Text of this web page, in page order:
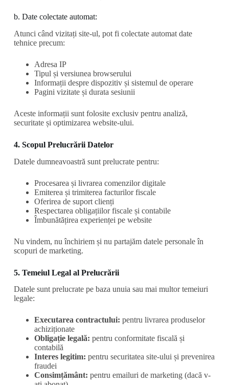
b. Date colectate automat:
Atunci când vizitați site-ul, pot fi colectate automat date
tehnice precum:
Adresa IP
Tipul și versiunea browserului
Informații despre dispozitiv și sistemul de operare
Pagini vizitate și durata sesiunii
Aceste informații sunt folosite exclusiv pentru analiză,
securitate și optimizarea website-ului.
4. Scopul Prelucrării Datelor
Datele dumneavoastră sunt prelucrate pentru:
Procesarea și livrarea comenzilor digitale
Emiterea și trimiterea facturilor fiscale
Oferirea de suport clienți
Respectarea obligațiilor fiscale și contabile
Îmbunătățirea experienței pe website
Nu vindem, nu închiriem și nu partajăm datele personale în
scopuri de marketing.
5. Temeiul Legal al Prelucrării
Datele sunt prelucrate pe baza unuia sau mai multor temeiuri
legale:
Executarea contractului: pentru livrarea produselor
achiziționate
Obligație legală: pentru conformitate fiscală și
contabilă
Interes legitim: pentru securitatea site-ului și prevenirea
fraudei
Consimțământ: pentru emailuri de marketing (dacă v-